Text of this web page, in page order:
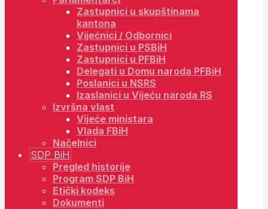
Zastupnici u skupštinama
kantona
Vijećnici / Odbornici
Zastupnici u PSBiH
Zastupnici u PFBiH
Delegati u Domu naroda PFBiH
Poslanici u NSRS
Izaslanici u Vijeću naroda RS
Izvršna vlast
Vijeće ministara
Vlada FBiH
Načelnici
SDP BiH
Pregled historije
Program SDP BiH
Etički kodeks
Dokumenti